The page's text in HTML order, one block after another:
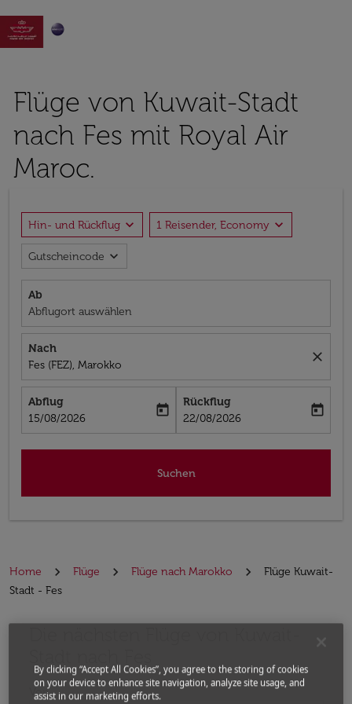

Flüge von Kuwait-Stadt
nach Fes mit Royal Air
Maroc.
Hin- und Rückflug expand_more 1 Reisender, Economy expand_more
Gutscheincode expand_more
Ab
Abflugort auswählen
Nach
Fes (FEZ), Marokko
close
Abflug
fc-booking-departure-date-aria-label
15/08/2026
today
Rückflug
fc-booking-return-date-aria-label
22/08/2026
today
Suchen
Home Flüge Flüge nach Marokko
Flüge Kuwait-
Stadt - Fes
Von
By clicking “Accept All Cookies”, you agree to the storing of cookies
on your device to enhance site navigation, analyze site usage, and
assist in our marketing efforts.